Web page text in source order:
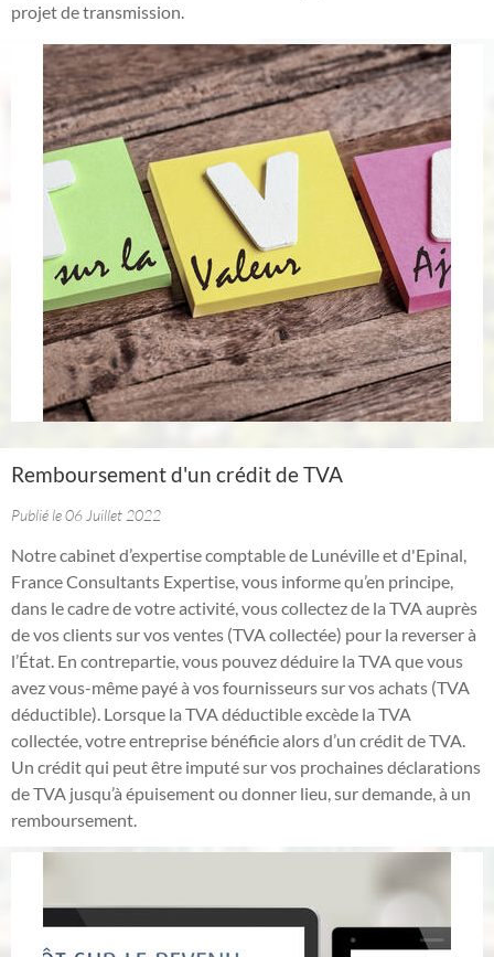
projet de transmission.
Remboursement d'un crédit de TVA
Publié le 06 Juillet 2022
Notre cabinet d’expertise comptable de Lunéville et d'Epinal,
France Consultants Expertise, vous informe qu’en principe,
dans le cadre de votre activité, vous collectez de la TVA auprès
de vos clients sur vos ventes (TVA collectée) pour la reverser à
l’État. En contrepartie, vous pouvez déduire la TVA que vous
avez vous-même payé à vos fournisseurs sur vos achats (TVA
déductible). Lorsque la TVA déductible excède la TVA
collectée, votre entreprise bénéficie alors d’un crédit de TVA.
Un crédit qui peut être imputé sur vos prochaines déclarations
de TVA jusqu’à épuisement ou donner lieu, sur demande, à un
remboursement.